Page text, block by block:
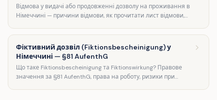
Відмова у видачі або продовженні дозволу на проживання в
Німеччині — причини відмови, як прочитати лист відмови,
Фіктивний дозвіл (Fiktionsbescheinigung) у
Німеччині — §81 AufenthG
Що таке Fiktionsbescheinigung та Fiktionswirkung? Правове
значення за §81 AufenthG, права на роботу, ризики при